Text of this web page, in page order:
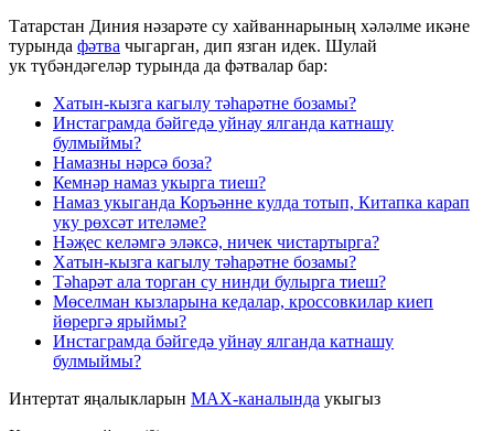
Татарстан Диния нәзарәте су хайваннарының хәләлме икәне
турында фәтва чыгарган, дип язган идек. Шулай
ук түбәндәгеләр турында да фәтвалар бар:
Хатын-кызга кагылу тәһарәтне бозамы?
Инстаграмда бәйгедә уйнау ялганда катнашу
булмыймы?
Намазны нәрсә боза?
Кемнәр намаз укырга тиеш?
Намаз укыганда Коръәнне кулда тотып, Китапка карап
уку рөхсәт ителәме?
Нәҗес келәмгә эләксә, ничек чистартырга?
Хатын-кызга кагылу тәһарәтне бозамы?
Тәһарәт ала торган су нинди булырга тиеш?
Мөселман кызларына кедалар, кроссовкилар киеп
йөрергә ярыймы?
Инстаграмда бәйгедә уйнау ялганда катнашу
булмыймы?
Интертат яңалыкларын MAX-каналында укыгыз